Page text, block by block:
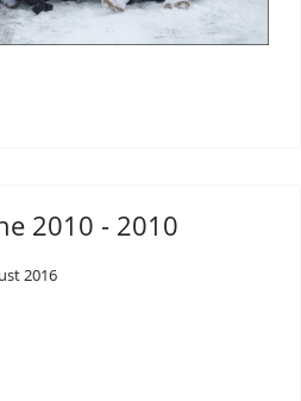
2010 - 2010
2016